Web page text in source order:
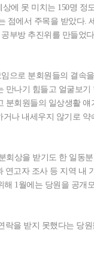
에 못 미치는 150명 정
점에서 주목을 받았다.
부방 추진위를 만들었
으로 분회원들의 결속
나기 힘들고 얼굴보
분회원들의 일상생활
나 내세우지 않기로
회상을 받기도 한 일동
고자 조사 등 지역 내
1월에는 당원을 공개
을 받지 못했다는 당